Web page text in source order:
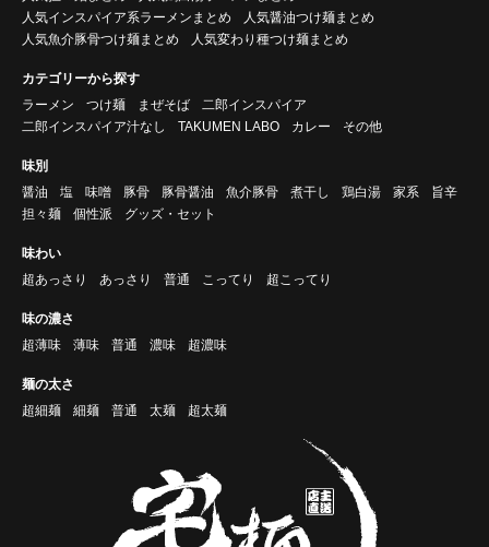
人気インスパイア系ラーメンまとめ
人気醤油つけ麺まとめ
人気魚介豚骨つけ麺まとめ
人気変わり種つけ麺まとめ
カテゴリーから探す
ラーメン
つけ麺 まぜそば
二郎インスパイア
二郎インスパイア汁なし
TAKUMEN LABO カレー その他
味別
醤油
塩 味噌 豚骨 豚骨醤油 魚介豚骨 煮干し 鶏白湯 家系
旨辛
担々麺
個性派 グッズ・セット
味わい
超あっさり
あっさり 普通 こってり 超こってり
味の濃さ
超薄味
薄味 普通 濃味 超濃味
麺の太さ
超細麺
細麺 普通 太麺 超太麺